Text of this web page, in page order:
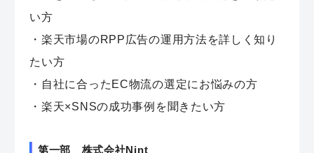
い方
・楽天市場のRPP広告の運用方法を詳しく知り
たい方
・自社に合ったEC物流の選定にお悩みの方
・楽天×SNSの成功事例を聞きたい方
第一部 株式会社Nint